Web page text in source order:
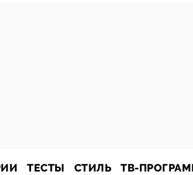
ТЕСТЫ СТИЛЬ ТВ-